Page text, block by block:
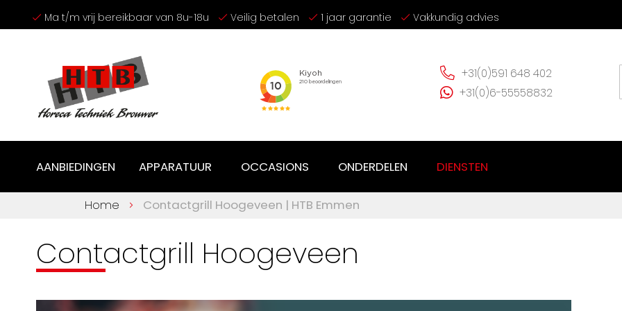
Ga
naar
Ma t/m vrij bereikbaar van 8u-18u Veilig betalen 1 jaar garantie Vakkundig advies
+31(0)591 648 402
+31(0)6-55558832
AANBIEDINGEN APPARATUUR OCCASIONS ONDERDELEN DIENSTEN
Home Contactgrill Hoogeveen | HTB Emmen
Contactgrill Hoogeveen